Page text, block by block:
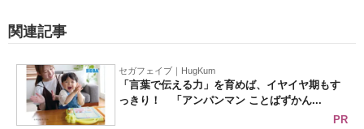
関連記事
セガフェイブ｜HugKum
「言葉で伝える力」を育めば、イヤイヤ期もす
っきり！ 「アンパンマン ことばずかん...
PR